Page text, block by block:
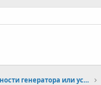
Увеличение мощности генератора или установка вспомогательного